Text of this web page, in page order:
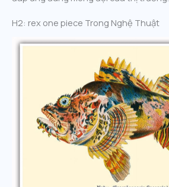
H2: rex one piece Trong Nghệ Thuật